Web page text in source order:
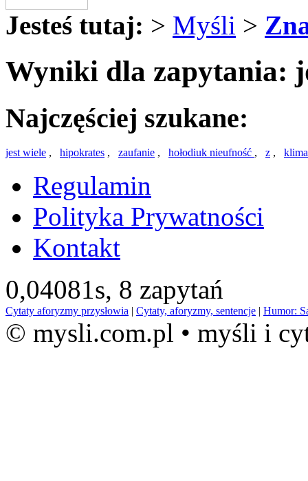
Jesteś tutaj: > Myśli >
Wyniki dla zapytania:
Najczęściej szukane:
jest wiele , hipokrates , zaufanie , hołodiuk nieufność , z ,
Regulamin
Polityka Prywatności
Kontakt
0,04081s, 8 zapytań
Cytaty aforyzmy przysłowia | Cytaty, aforyzmy, sentencje | Humor:
© mysli.com.pl • myśli i